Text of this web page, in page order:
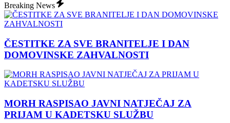
Breaking News
ČESTITKE ZA SVE BRANITELJE I DAN
DOMOVINSKE ZAHVALNOSTI
MORH RASPISAO JAVNI NATJEČAJ ZA
PRIJAM U KADETSKU SLUŽBU